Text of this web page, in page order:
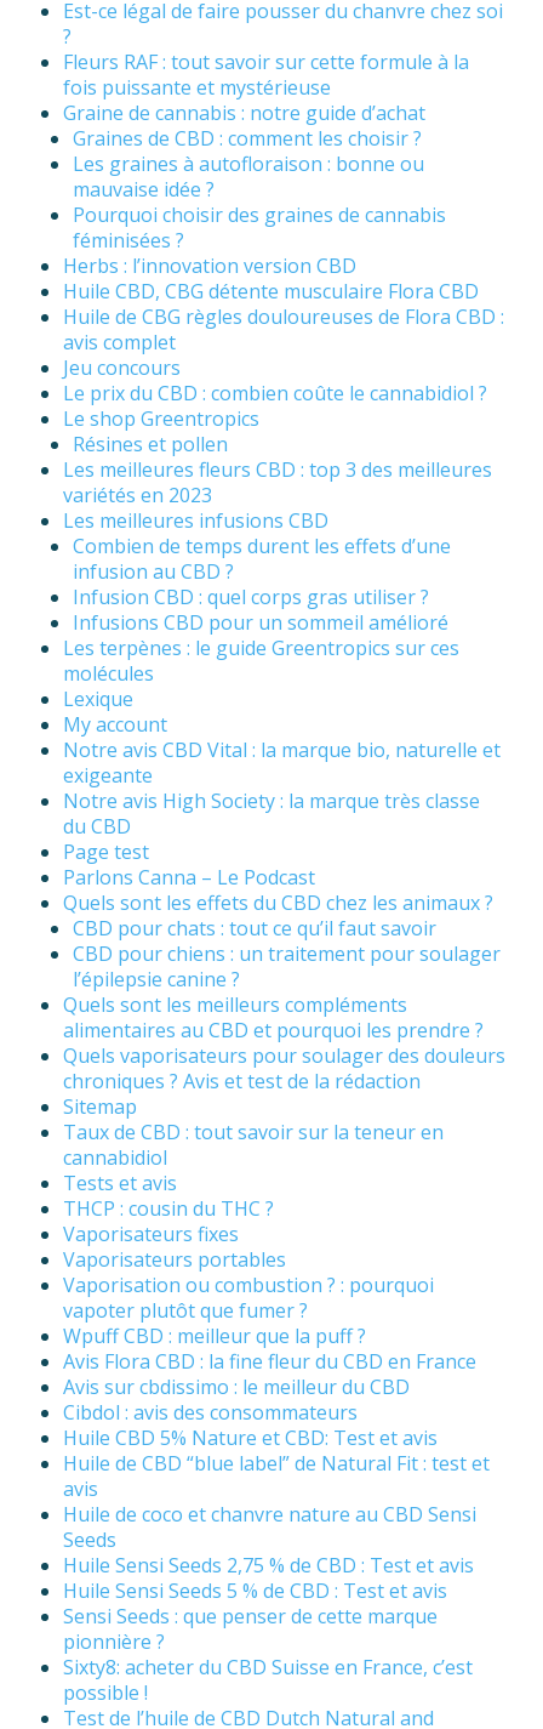
Est-ce légal de faire pousser du chanvre chez soi
?
Fleurs RAF : tout savoir sur cette formule à la
fois puissante et mystérieuse
Graine de cannabis : notre guide d’achat
Graines de CBD : comment les choisir ?
Les graines à autofloraison : bonne ou
mauvaise idée ?
Pourquoi choisir des graines de cannabis
féminisées ?
Herbs : l’innovation version CBD
Huile CBD, CBG détente musculaire Flora CBD
Huile de CBG règles douloureuses de Flora CBD :
avis complet
Jeu concours
Le prix du CBD : combien coûte le cannabidiol ?
Le shop Greentropics
Résines et pollen
Les meilleures fleurs CBD : top 3 des meilleures
variétés en 2023
Les meilleures infusions CBD
Combien de temps durent les effets d’une
infusion au CBD ?
Infusion CBD : quel corps gras utiliser ?
Infusions CBD pour un sommeil amélioré
Les terpènes : le guide Greentropics sur ces
molécules
Lexique
My account
Notre avis CBD Vital : la marque bio, naturelle et
exigeante
Notre avis High Society : la marque très classe
du CBD
Page test
Parlons Canna – Le Podcast
Quels sont les effets du CBD chez les animaux ?
CBD pour chats : tout ce qu’il faut savoir
CBD pour chiens : un traitement pour soulager
l’épilepsie canine ?
Quels sont les meilleurs compléments
alimentaires au CBD et pourquoi les prendre ?
Quels vaporisateurs pour soulager des douleurs
chroniques ? Avis et test de la rédaction
Sitemap
Taux de CBD : tout savoir sur la teneur en
cannabidiol
Tests et avis
THCP : cousin du THC ?
Vaporisateurs fixes
Vaporisateurs portables
Vaporisation ou combustion ? : pourquoi
vapoter plutôt que fumer ?
Wpuff CBD : meilleur que la puff ?
Avis Flora CBD : la fine fleur du CBD en France
Avis sur cbdissimo : le meilleur du CBD
Cibdol : avis des consommateurs
Huile CBD 5% Nature et CBD: Test et avis
Huile de CBD “blue label” de Natural Fit : test et
avis
Huile de coco et chanvre nature au CBD Sensi
Seeds
Huile Sensi Seeds 2,75 % de CBD : Test et avis
Huile Sensi Seeds 5 % de CBD : Test et avis
Sensi Seeds : que penser de cette marque
pionnière ?
Sixty8: acheter du CBD Suisse en France, c’est
possible !
Test de l’huile de CBD Dutch Natural and